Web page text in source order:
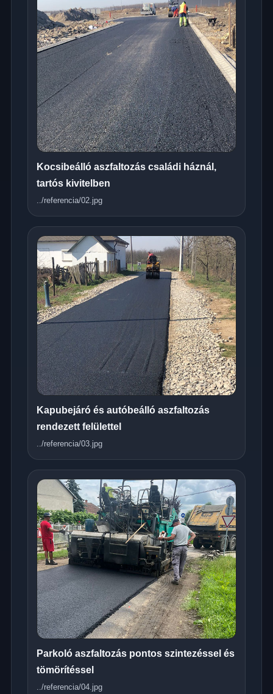
Kocsibeálló aszfaltozás családi háznál,
tartós kivitelben
../referencia/02.jpg
Kapubejáró és autóbeálló aszfaltozás
rendezett felülettel
../referencia/03.jpg
Parkoló aszfaltozás pontos szintezéssel és
tömörítéssel
../referencia/04.jpg